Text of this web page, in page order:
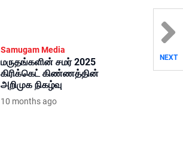
NEXT
Samugam Media
மருதங்களின் சமர் 2025
கிரிக்கெட் கிண்ணத்தின்
அறிமுக நிகழ்வு
10 months ago